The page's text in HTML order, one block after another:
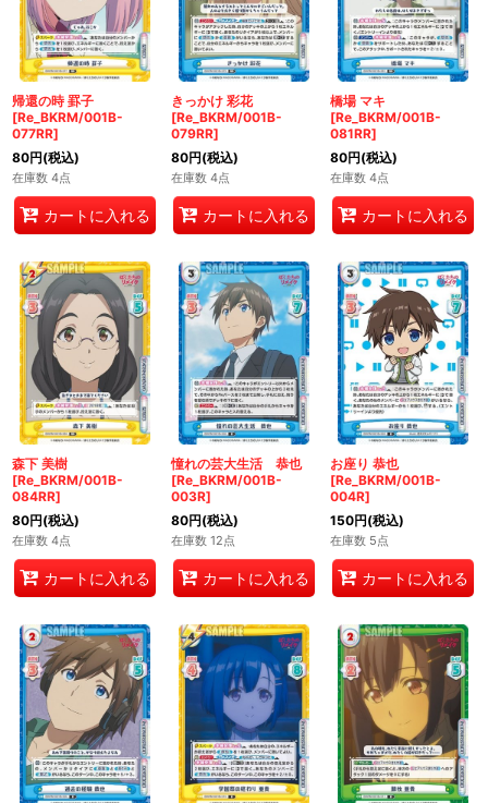
帰還の時 罫子
[Re_BKRM/001B-
077RR]
80円(税込)
在庫数 4点
カートに入れる
きっかけ 彩花
[Re_BKRM/001B-
079RR]
80円(税込)
在庫数 4点
カートに入れる
橋場 マキ
[Re_BKRM/001B-
081RR]
80円(税込)
在庫数 4点
カートに入れる
森下 美樹
[Re_BKRM/001B-
084RR]
80円(税込)
在庫数 4点
カートに入れる
憧れの芸大生活 恭也
[Re_BKRM/001B-
003R]
80円(税込)
在庫数 12点
カートに入れる
お座り 恭也
[Re_BKRM/001B-
004R]
150円(税込)
在庫数 5点
カートに入れる